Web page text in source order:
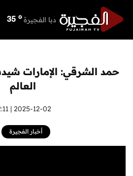
دبا الفجيرة 35 o
أم القيوين 37 o
38 o
الفجيرة 34 o
حمد الشرقي: الإمارات
العالم
2025-12-02 | 12:11
أخبار الفجيرة